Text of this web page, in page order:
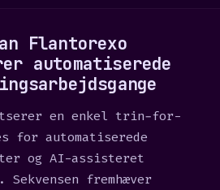
Flantorexo
automatiserede
en enkel trin-for-
for automatiserede
og AI-assisteret
fremhæver